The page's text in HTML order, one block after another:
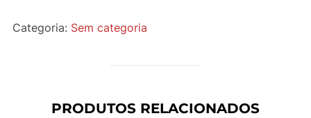
Categoria: Sem categoria
PRODUTOS RELACIONADOS